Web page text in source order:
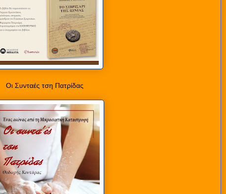
Οι Συνταές τση Πατρίδας